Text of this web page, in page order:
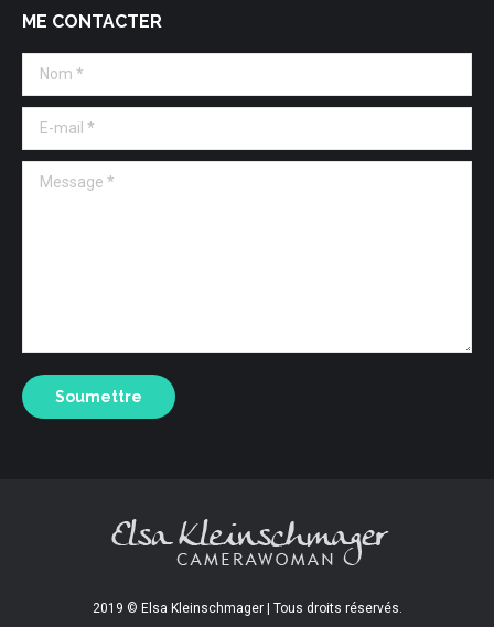
ME CONTACTER
Nom *
E-mail *
Message *
Soumettre
2019 © Elsa Kleinschmager | Tous droits réservés.